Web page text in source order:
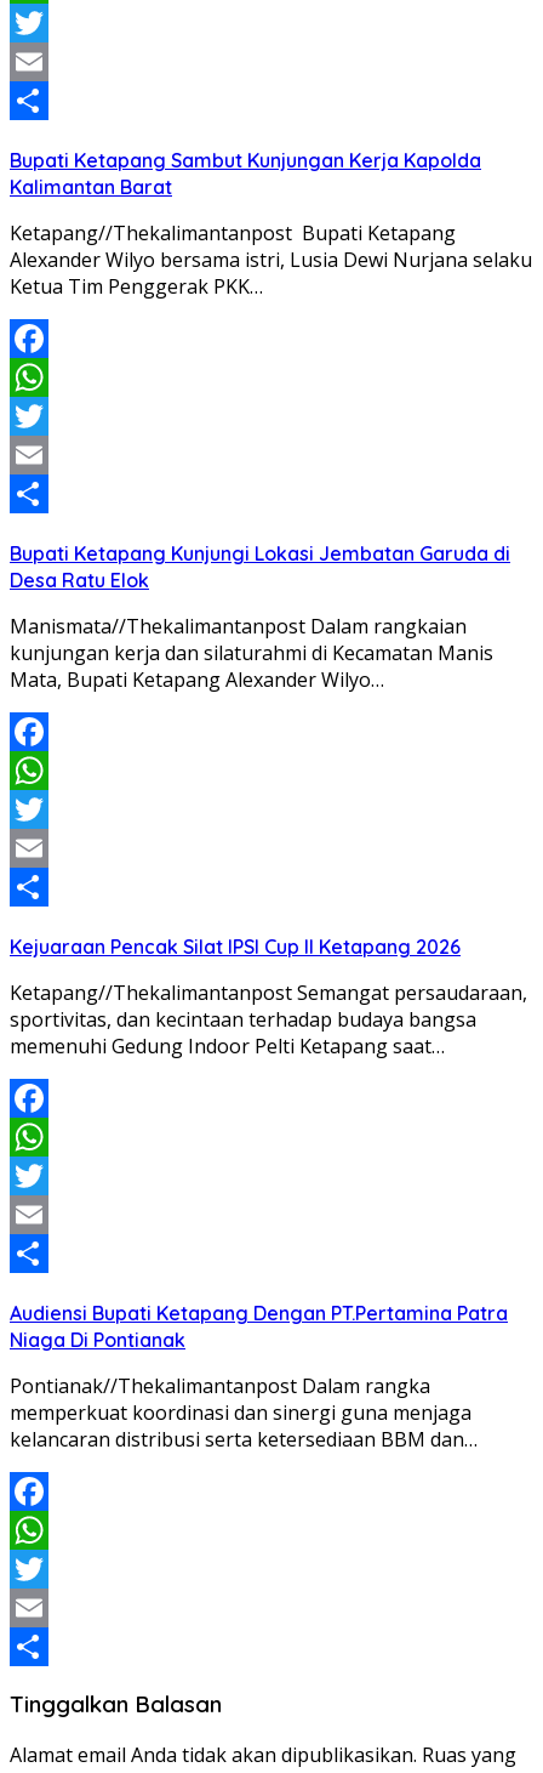
WhatsApp
Twitter
Email
Bupati Ketapang Sambut Kunjungan Kerja Kapolda
Kalimantan Barat
Ketapang//Thekalimantanpost Bupati Ketapang
Alexander Wilyo bersama istri, Lusia Dewi Nurjana selaku
Ketua Tim Penggerak PKK…
Facebook
WhatsApp
Twitter
Email
Bupati Ketapang Kunjungi Lokasi Jembatan Garuda di
Desa Ratu Elok
Manismata//Thekalimantanpost Dalam rangkaian
kunjungan kerja dan silaturahmi di Kecamatan Manis
Mata, Bupati Ketapang Alexander Wilyo…
Facebook
WhatsApp
Twitter
Email
Kejuaraan Pencak Silat IPSI Cup II Ketapang 2026
Ketapang//Thekalimantanpost Semangat persaudaraan,
sportivitas, dan kecintaan terhadap budaya bangsa
memenuhi Gedung Indoor Pelti Ketapang saat…
Facebook
WhatsApp
Twitter
Email
Audiensi Bupati Ketapang Dengan PT.Pertamina Patra
Niaga Di Pontianak
Pontianak//Thekalimantanpost Dalam rangka
memperkuat koordinasi dan sinergi guna menjaga
kelancaran distribusi serta ketersediaan BBM dan…
Facebook
WhatsApp
Twitter
Email
Tinggalkan Balasan
Alamat email Anda tidak akan dipublikasikan. Ruas yang